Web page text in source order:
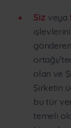
Siz veya
ortağı/
olan ve
Şirketin
bu tür
temeli